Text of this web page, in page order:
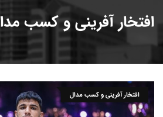
افتخار آفرینی و کسب
افتخار آفرینی و کسب مدال